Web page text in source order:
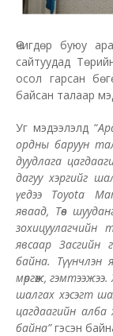
Өчигдөр буюу
сайтуудад
осол гарсан
байсан талаар
Уг мэдээлэлд “
ордны баруун
дуудлага
дагуу хэргийг
үедээ Toyota
яваад, Төв
зохицуулагчийн
явсаар Засгийн
байна. Түүнчлэн
мөргөж,
шалгах хэсэгт
цагдаагийн алба
байна”гэсэн